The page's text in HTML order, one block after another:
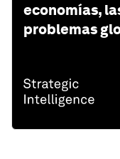
economías,
problemas